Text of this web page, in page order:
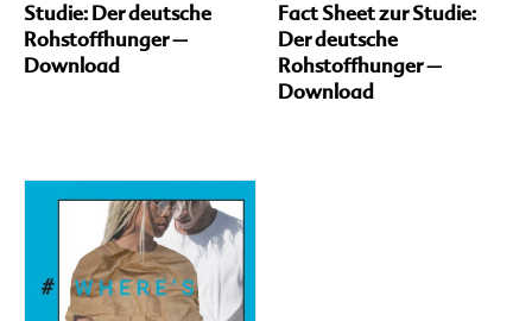
Studie: Der deutsche
Rohstoffhunger –
Download
Fact Sheet zur Studie:
Der deutsche
Rohstoffhunger –
Download